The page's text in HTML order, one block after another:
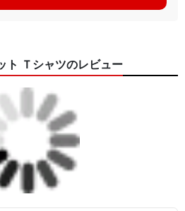
ト Ｔシャツのレビュー